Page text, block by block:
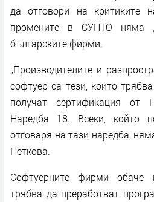
да отговори на критиките
промените в СУПТО няма
българските фирми.
„Производителите и
софтуер са тези, които
получат сертификация
Наредба 18. Всеки, който
отговаря на тази наредба,
Петкова.
Софтуерните фирми обаче
трябва да преработват